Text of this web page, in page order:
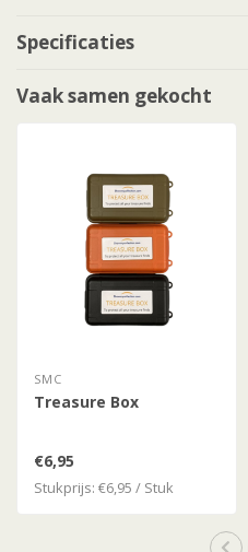
Specificaties
Vaak samen gekocht
SMC
Treasure Box
€6,95
Stukprijs: €6,95 / Stuk